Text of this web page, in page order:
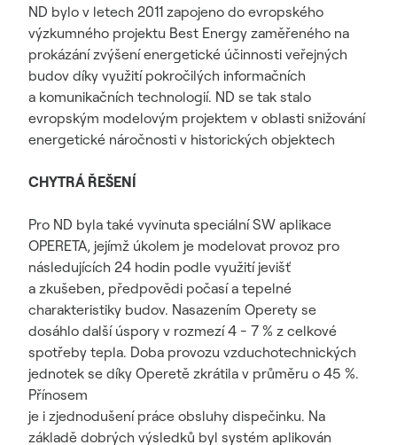
ND bylo v letech 2011 zapojeno do evropského
výzkumného projektu Best Energy zaměřeného na
prokázání zvýšení energetické účinnosti veřejných
budov díky využití pokročilých informačních
a komunikačních technologií. ND se tak stalo
evropským modelovým projektem v oblasti snižování
energetické náročnosti v historických objektech
CHYTRÁ ŘEŠENÍ
Pro ND byla také vyvinuta speciální SW aplikace
OPERETA, jejímž úkolem je modelovat provoz pro
následujících 24 hodin podle využití jevišť
a zkušeben, předpovědi počasí a tepelné
charakteristiky budov. Nasazením Operety se
dosáhlo další úspory v rozmezí 4 - 7 % z celkové
spotřeby tepla. Doba provozu vzduchotechnických
jednotek se díky Operetě zkrátila v průměru o 45 %.
Přínosem
je i zjednodušení práce obsluhy dispečinku. Na
základě dobrých výsledků byl systém aplikován